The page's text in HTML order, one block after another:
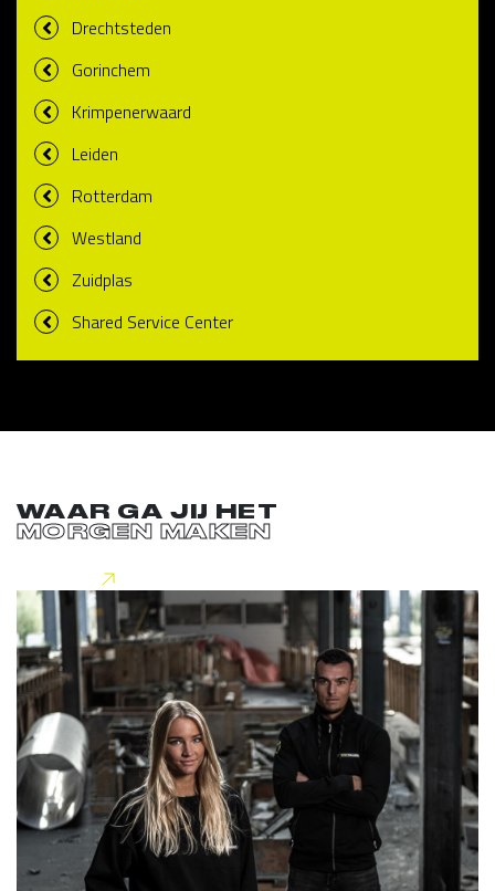
Drechtsteden
Gorinchem
Krimpenerwaard
Leiden
Rotterdam
Westland
Zuidplas
Shared Service Center
WAAR GA JIJ HET
MORGEN MAKEN